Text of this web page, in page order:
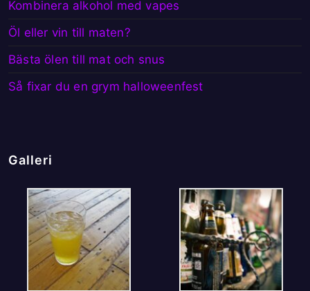
Kombinera alkohol med vapes
Öl eller vin till maten?
Bästa ölen till mat och snus
Så fixar du en grym halloweenfest
Galleri